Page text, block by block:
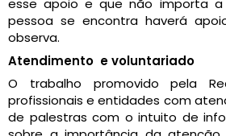
esse apoio e que não importa
pessoa se encontra haverá
observa.
Atendimento e voluntariado
O trabalho promovido pela
profissionais e entidades com
de palestras com o intuito de